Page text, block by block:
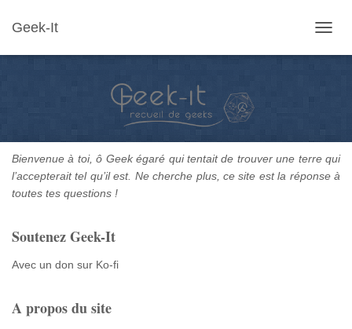
Geek-It
LA
Bienvenue à toi, ô Geek égaré qui tentait de trouver une terre qui
l’accepterait tel qu’il est. Ne cherche plus, ce site est la réponse à
toutes tes questions !
Soutenez Geek-It
Avec un don sur Ko-fi
A propos du site